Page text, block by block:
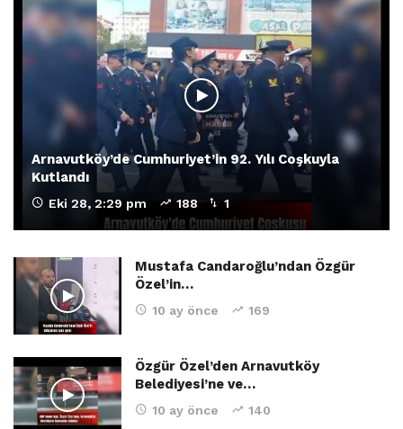
Arnavutköy’de Cumhuriyet’in 92. Yılı Coşkuyla
Kutlandı
Eki 28, 2:29 pm 188 1
Mustafa Candaroğlu’ndan Özgür
Özel’in…
10 ay önce 169
Özgür Özel’den Arnavutköy
Belediyesi’ne ve…
10 ay önce 140